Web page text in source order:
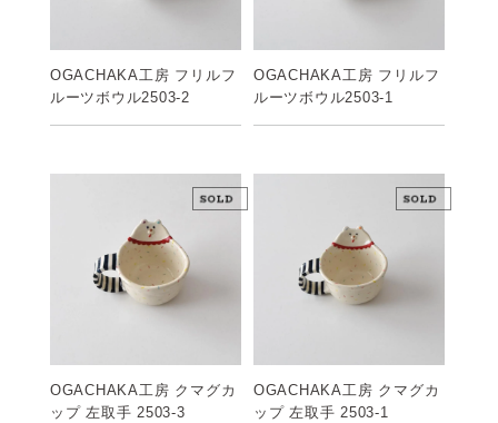
OGACHAKA工房 フリルフ
ルーツボウル2503-2
OGACHAKA工房 フリルフ
ルーツボウル2503-1
OGACHAKA工房 クマグカ
ップ 左取手 2503-3
OGACHAKA工房 クマグカ
ップ 左取手 2503-1